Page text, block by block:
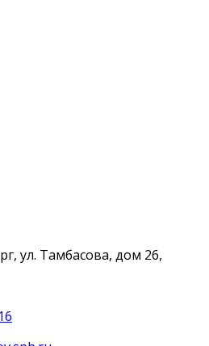
ул. Тамбасова, дом 26,